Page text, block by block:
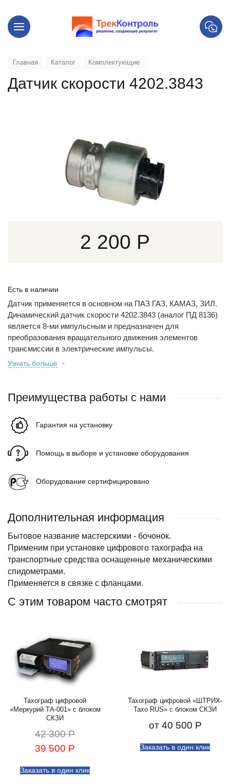
Главная Каталог Комплектующие
Датчик скорости 4202.3843
Есть в наличии
Датчик применяется в основном на ПАЗ ГАЗ, КАМАЗ, ЗИЛ.
Динамический датчик скорости 4202.3843 (аналог ПД 8136)
является 8-ми импульсным и предназначен для
преобразования вращательного движения элементов
трансмиссии в электрические импульсы.
Узнать больше
2 200 Р
Преимущества работы с нами
Гарантия на установку
Помощь в выборе и установке оборудования
Оборудование сертифицировано
Дополнительная информация
Бытовое название мастерскими - бочонок.
Применим при установке цифрового тахографа на
транспортные средства оснащенные механическими
спидометрами.
Применяется в связке с фланцами.
С этим товаром часто смотрят
Тахограф цифровой
«Меркурий ТА-001» с блоком
СКЗИ
42 300 Р
39 500 Р
Заказать в один клик
Тахограф цифровой «ШТРИХ-
Тахо RUS» с блоком СКЗИ
от 40 500 Р
Заказать в один клик